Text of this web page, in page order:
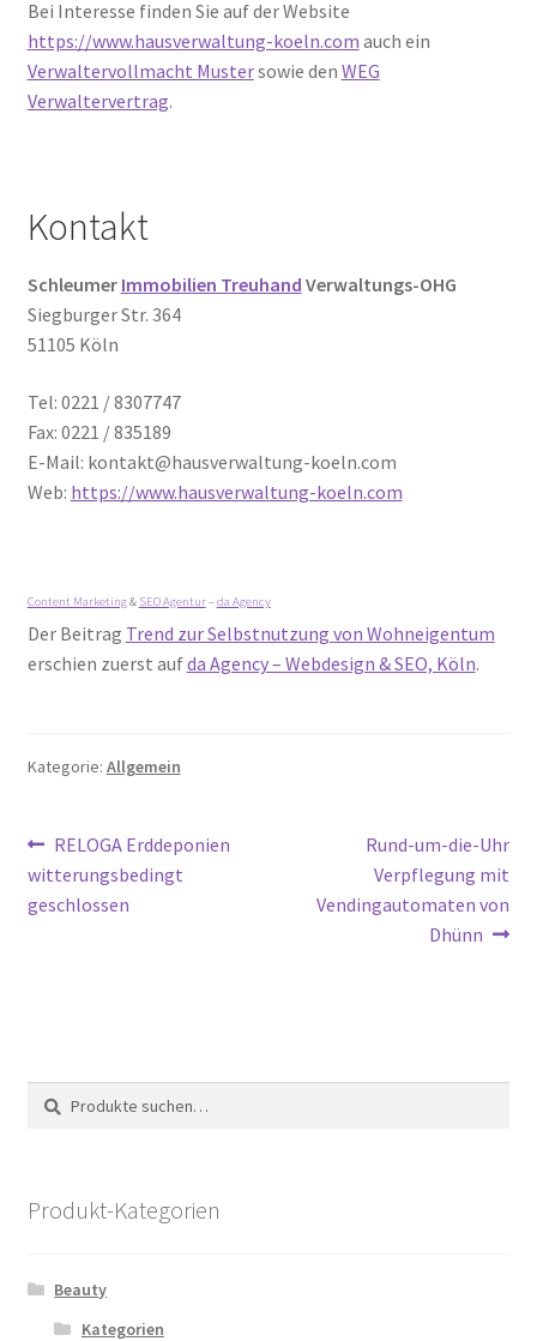
Bei Interesse finden Sie auf der Website
https://www.hausverwaltung-koeln.com auch ein
Verwaltervollmacht Mustersowie den WEG
Verwaltervertrag.
Kontakt
Schleumer Immobilien Treuhand Verwaltungs-OHG
Siegburger Str. 364
51105 Köln
Tel: 0221 / 8307747
Fax: 0221 / 835189
E-Mail: kontakt@hausverwaltung-koeln.com
Web: https://www.hausverwaltung-koeln.com
Content Marketing& SEO Agentur–da Agency
Der Beitrag Trend zur Selbstnutzung von Wohneigentum
erschien zuerst aufda Agency – Webdesign & SEO, Köln.
Kategorie: Allgemein
Beitragsnavigation
Vorheriger
Beitrag:
RELOGA Erddeponien
witterungsbedingt
geschlossen
Nächster
Beitrag:
Rund-um-die-Uhr
Verpflegung mit
Vendingautomaten von
Dhünn
Suche
nach:
Suche
Produkt-Kategorien
Beauty
Kategorien